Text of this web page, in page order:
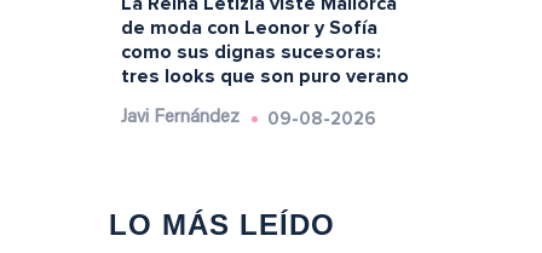
de moda con Leonor y Sofía
como sus dignas sucesoras:
tres looks que son puro verano
Javi Fernández 09-08-2026
LO MÁS LEÍDO